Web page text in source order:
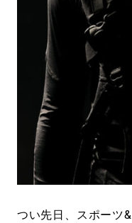
つい先日、スポーツ